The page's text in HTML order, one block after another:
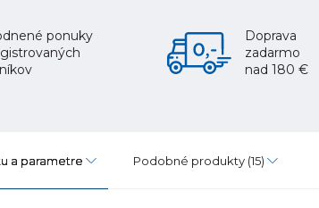
ponuky
Doprava
zadarmo
nad 180 €
a parametre Podobné produkty (15)